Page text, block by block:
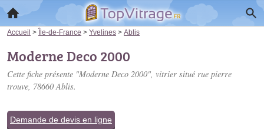
Accueil > Île-de-France > Yvelines > Ablis
Moderne Deco 2000
Cette fiche présente "Moderne Deco 2000", vitrier situé rue pierre
trouve, 78660 Ablis.
Demande de devis en ligne